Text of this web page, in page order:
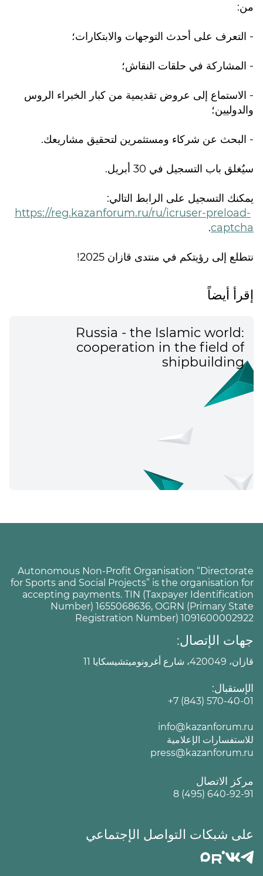
من:
- التعرف على أحدث التوجهات والابتكارات؛
- المشاركة في حلقات النقاش؛
- الاستماع إلى عروض تقديمية من كبار الخبراء الروس
والدوليين؛
- البحث عن شركاء ومستثمرين لتحقيق مشاريعك.
سيُغلق باب التسجيل في 30 أبريل.
يمكنك التسجيل على الرابط التالي:
https://reg.kazanforum.ru/ru/icruser-preload-
captcha
.
نتطلع إلى رؤيتكم في منتدى قازان 2025!
إقرأ أيضاً
Russia - the Islamic world:
cooperation in the field of
shipbuilding
Autonomous Non-Profit Organisation “Directorate
for Sports and Social Projects” is the organisation for
accepting payments. TIN (Taxpayer Identification
Number) 1655068636, OGRN (Primary State
Registration Number) 1091600002922
جهات الإتصال:
قازان، 420049، شارع أغرونوميتشيسكايا 11
الإستقبال:
+7 (843) 570-40-01
info@kazanforum.ru
للاستفسارات الإعلامية
press@kazanforum.ru
مركز الاتصال
8 (495) 640-92-91
على شبكات التواصل الإجتماعي